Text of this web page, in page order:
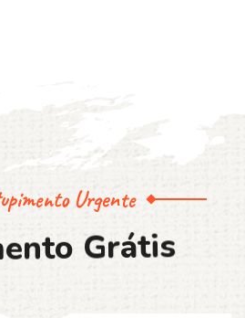
Urgente
ento Grátis